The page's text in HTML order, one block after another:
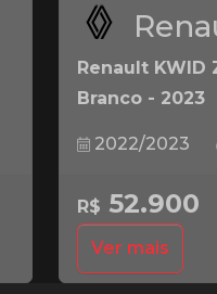
Renault KWID
Branco - 2023
2022/2023
R$ 52.900
Ver mais